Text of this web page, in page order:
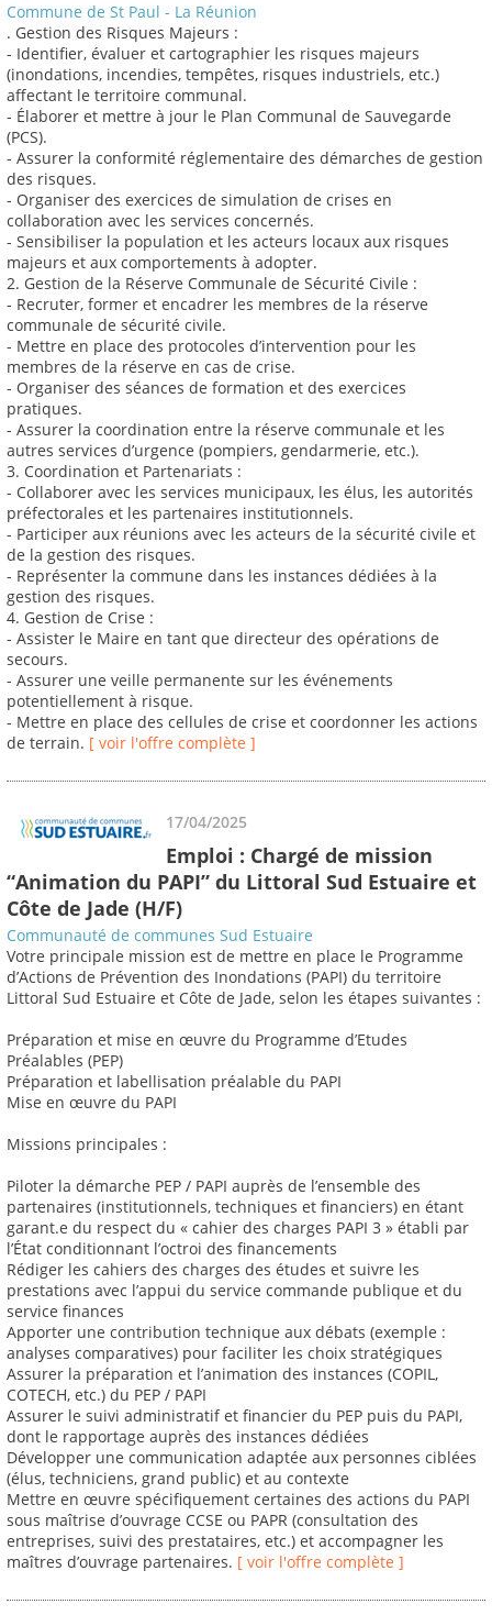
Commune de St Paul - La Réunion
. Gestion des Risques Majeurs :
- Identifier, évaluer et cartographier les risques majeurs
(inondations, incendies, tempêtes, risques industriels, etc.)
affectant le territoire communal.
- Élaborer et mettre à jour le Plan Communal de Sauvegarde
(PCS).
- Assurer la conformité réglementaire des démarches de gestion
des risques.
- Organiser des exercices de simulation de crises en
collaboration avec les services concernés.
- Sensibiliser la population et les acteurs locaux aux risques
majeurs et aux comportements à adopter.
2. Gestion de la Réserve Communale de Sécurité Civile :
- Recruter, former et encadrer les membres de la réserve
communale de sécurité civile.
- Mettre en place des protocoles d’intervention pour les
membres de la réserve en cas de crise.
- Organiser des séances de formation et des exercices
pratiques.
- Assurer la coordination entre la réserve communale et les
autres services d’urgence (pompiers, gendarmerie, etc.).
3. Coordination et Partenariats :
- Collaborer avec les services municipaux, les élus, les autorités
préfectorales et les partenaires institutionnels.
- Participer aux réunions avec les acteurs de la sécurité civile et
de la gestion des risques.
- Représenter la commune dans les instances dédiées à la
gestion des risques.
4. Gestion de Crise :
- Assister le Maire en tant que directeur des opérations de
secours.
- Assurer une veille permanente sur les événements
potentiellement à risque.
- Mettre en place des cellules de crise et coordonner les actions
de terrain. [ voir l'offre complète ]
17/04/2025
Emploi : Chargé de mission
“Animation du PAPI” du Littoral Sud Estuaire et
Côte de Jade (H/F)
Communauté de communes Sud Estuaire
Votre principale mission est de mettre en place le Programme
d’Actions de Prévention des Inondations (PAPI) du territoire
Littoral Sud Estuaire et Côte de Jade, selon les étapes suivantes :
Préparation et mise en œuvre du Programme d’Etudes
Préalables (PEP)
Préparation et labellisation préalable du PAPI
Mise en œuvre du PAPI
Missions principales :
Piloter la démarche PEP / PAPI auprès de l’ensemble des
partenaires (institutionnels, techniques et financiers) en étant
garant.e du respect du « cahier des charges PAPI 3 » établi par
l’État conditionnant l’octroi des financements
Rédiger les cahiers des charges des études et suivre les
prestations avec l’appui du service commande publique et du
service finances
Apporter une contribution technique aux débats (exemple :
analyses comparatives) pour faciliter les choix stratégiques
Assurer la préparation et l’animation des instances (COPIL,
COTECH, etc.) du PEP / PAPI
Assurer le suivi administratif et financier du PEP puis du PAPI,
dont le rapportage auprès des instances dédiées
Développer une communication adaptée aux personnes ciblées
(élus, techniciens, grand public) et au contexte
Mettre en œuvre spécifiquement certaines des actions du PAPI
sous maîtrise d’ouvrage CCSE ou PAPR (consultation des
entreprises, suivi des prestataires, etc.) et accompagner les
maîtres d’ouvrage partenaires. [ voir l'offre complète ]